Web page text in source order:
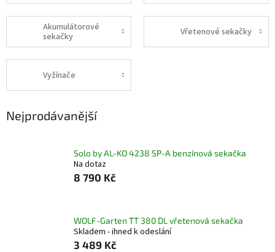
Akumulátorové
sekačky
Vřetenové sekačky
Vyžínače
Nejprodávanější
Solo by AL-KO 4238 SP-A benzínová sekačka
Na dotaz
8 790 Kč
WOLF-Garten TT 380 DL vřetenová sekačka
Skladem - ihned k odeslání
3 489 Kč